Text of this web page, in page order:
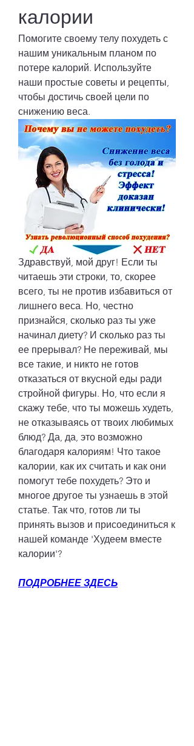
калории
Помогите своему телу похудеть с
нашим уникальным планом по
потере калорий. Используйте
наши простые советы и рецепты,
чтобы достичь своей цели по
снижению веса.
Здравствуй, мой друг! Если ты
читаешь эти строки, то, скорее
всего, ты не против избавиться от
лишнего веса. Но, честно
признайся, сколько раз ты уже
начинал диету? И сколько раз ты
ее прерывал? Не переживай, мы
все такие, и никто не готов
отказаться от вкусной еды ради
стройной фигуры. Но, что если я
скажу тебе, что ты можешь худеть,
не отказываясь от твоих любимых
блюд? Да, да, это возможно
благодаря калориям! Что такое
калории, как их считать и как они
помогут тебе похудеть? Это и
многое другое ты узнаешь в этой
статье. Так что, готов ли ты
принять вызов и присоединиться к
нашей команде 'Худеем вместе
калории'?
ПОДРОБНЕЕ ЗДЕСЬ